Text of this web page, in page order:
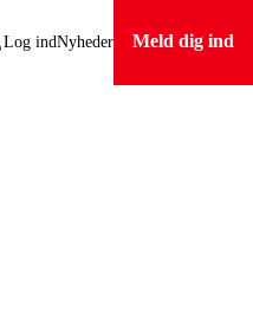
Log indNyheder Meld dig ind